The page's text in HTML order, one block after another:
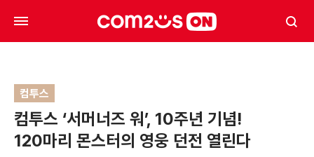
컴투스
컴투스 ‘서머너즈 워’, 10주년 기념!
120마리 몬스터의 영웅 던전 열린다